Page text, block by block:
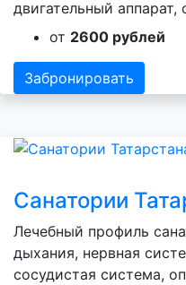
двигательный
от 2600 рублей
Забронировать
Санатории
Лечебный профиль
дыхания, нервная
сосудистая система,